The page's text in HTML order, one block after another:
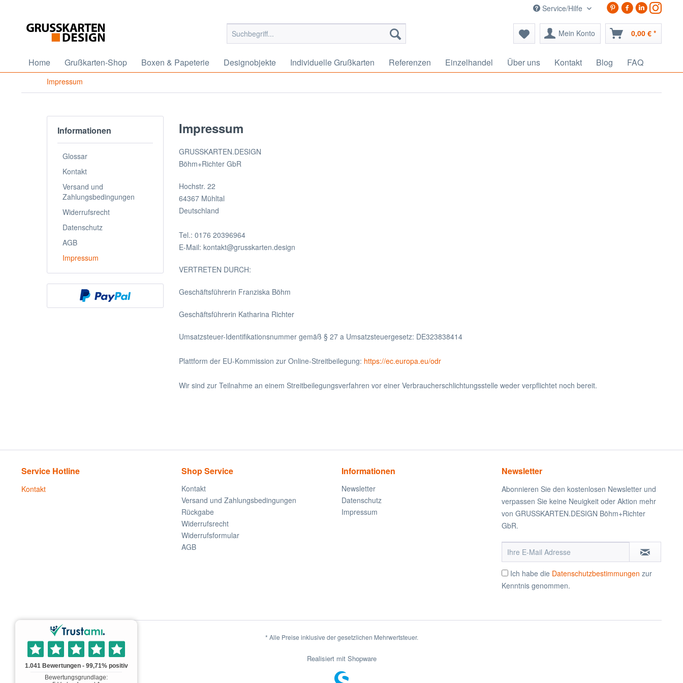
Service/Hilfe
Mein Konto 0,00 € *
Home Grußkarten-Shop Boxen & Papeterie Designobjekte Individuelle Grußkarten Referenzen Einzelhandel Über uns Kontakt Blog FAQ
Impressum
Informationen
Glossar
Kontakt
Versand und
Zahlungsbedingungen
Widerrufsrecht
Datenschutz
AGB
Impressum
Impressum
GRUSSKARTEN.DESIGN
Böhm+Richter GbR
Hochstr. 22
64367 Mühltal
Deutschland
Tel.: 0176 20396964
E-Mail: kontakt@grusskarten.design
VERTRETEN DURCH:
Geschäftsführerin Franziska Böhm
Geschäftsführerin Katharina Richter
Umsatzsteuer-Identifikationsnummer gemäß § 27 a Umsatzsteuergesetz: DE323838414
Plattform der EU-Kommission zur Online-Streitbeilegung: https://ec.europa.eu/odr
Wir sind zur Teilnahme an einem Streitbeilegungsverfahren vor einer Verbraucherschlichtungsstelle weder verpflichtet noch bereit.
Service Hotline
Kontakt
Shop Service
Kontakt
Versand und Zahlungsbedingungen
Rückgabe
Widerrufsrecht
Widerrufsformular
AGB
Informationen
Newsletter
Datenschutz
Impressum
Newsletter
Abonnieren Sie den kostenlosen Newsletter und
verpassen Sie keine Neuigkeit oder Aktion mehr
von GRUSSKARTEN.DESIGN Böhm+Richter
GbR.
Ich habe die Datenschutzbestimmungen zur
Kenntnis genommen.
* Alle Preise inklusive der gesetzlichen Mehrwertsteuer.
Realisiert mit Shopware